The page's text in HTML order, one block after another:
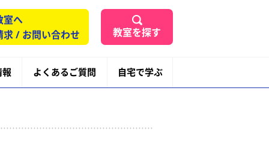
室へ
/ お問い合わせ
教室を探す
よくあるご質問 自宅で学ぶ